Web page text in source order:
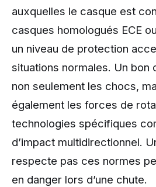
auxquelles le casque est
casques homologués ECE
un niveau de protection
situations normales. Un bon
non seulement les chocs,
également les forces de
technologies spécifiques
d’impact multidirectionnel.
respecte pas ces normes
en danger lors d’une chute.